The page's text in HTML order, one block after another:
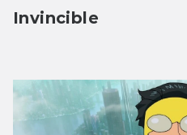
Invincible